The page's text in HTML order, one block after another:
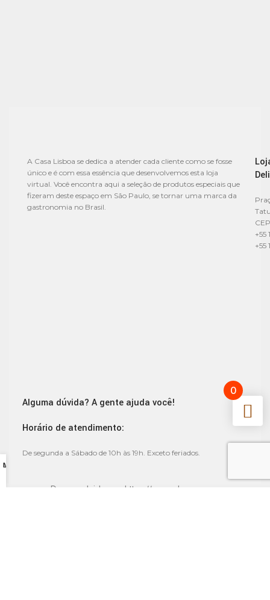
A Casa Lisboa se dedica a atender cada cliente como se fosse
único e é com essa essência que desenvolvemos esta loja
virtual. Você encontra aqui a seleção de produtos especiais que
fizeram deste espaço em São Paulo, se tornar uma marca da
gastronomia no Brasil.
+55
+55
Alguma dúvida? A gente ajuda você!
Horário de atendimento:
De segunda a Sábado de 10h às 19h. Exceto feriados.
Desenvolvido por https://www.clayme.com
Lista de Desejos
Minha conta
0